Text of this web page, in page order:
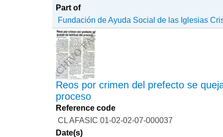
Part of
Fundación de Ayuda Social de las Iglesias
Reos por crimen del prefecto se
proceso
Reference code
CL AFASIC 01-02-02-07-000037
Date(s)